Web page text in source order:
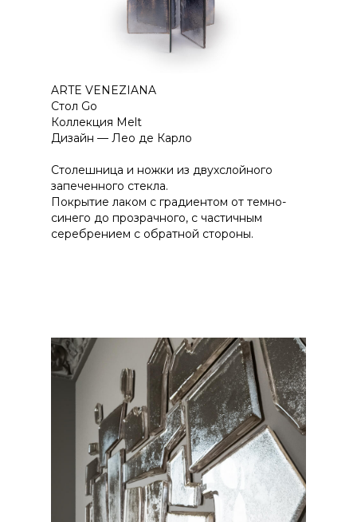
ARTE VENEZIANA
Стол Go
Коллекция Melt
Дизайн — Лео де Карло
Столешница и ножки из двухслойного
запеченного стекла.
Покрытие лаком с градиентом от темно-
синего до прозрачного, с частичным
серебрением с обратной стороны.